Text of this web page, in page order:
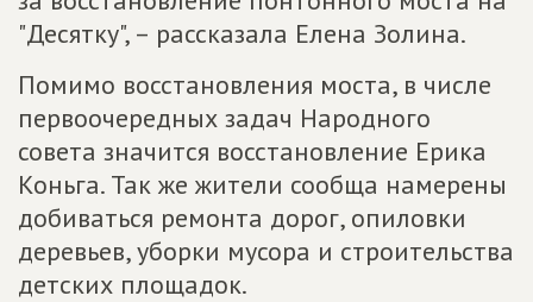
"Десятку", – рассказала Елена Золина.
Помимо восстановления моста, в числе
первоочередных задач Народного
совета значится восстановление Ерика
Коньга. Так же жители сообща намерены
добиваться ремонта дорог, опиловки
деревьев, уборки мусора и строительства
детских площадок.